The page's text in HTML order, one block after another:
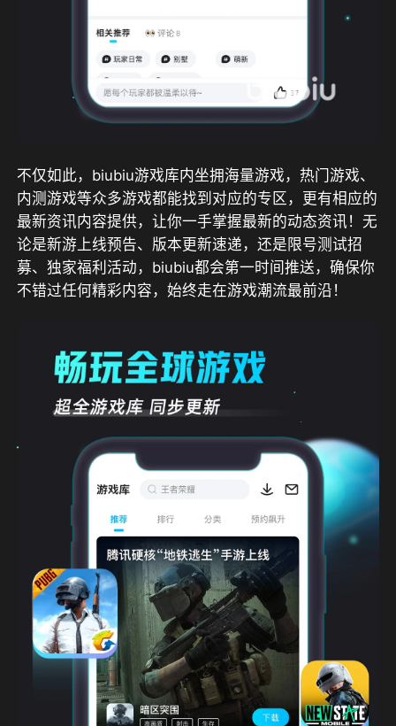
不仅如此，biubiu游戏库内坐拥海量游戏，热门游戏、
内测游戏等众多游戏都能找到对应的专区，更有相应的
最新资讯内容提供，让你一手掌握最新的动态资讯！无
论是新游上线预告、版本更新速递，还是限号测试招
募、独家福利活动，biubiu都会第一时间推送，确保你
不错过任何精彩内容，始终走在游戏潮流最前沿！